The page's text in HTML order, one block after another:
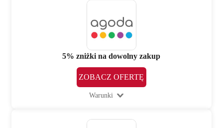
5% zniżki na dowolny zakup
ZOBACZ OFERTĘ
Warunki